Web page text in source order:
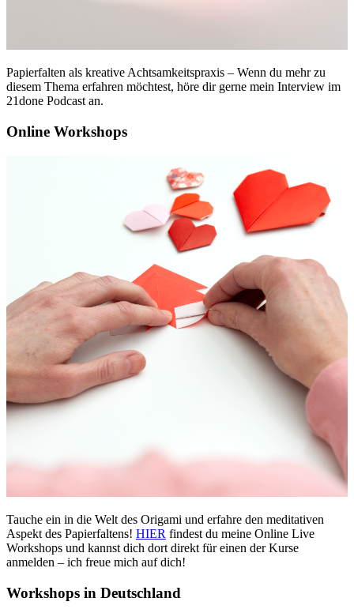
Papierfalten als kreative Achtsamkeitspraxis – Wenn du mehr zu
diesem Thema erfahren möchtest, höre dir gerne mein Interview im
21done Podcast an.
Online Workshops
Tauche ein in die Welt des Origami und erfahre den meditativen
Aspekt des Papierfaltens! HIER findest du meine Online Live
Workshops und kannst dich dort direkt für einen der Kurse
anmelden – ich freue mich auf dich!
Workshops in Deutschland